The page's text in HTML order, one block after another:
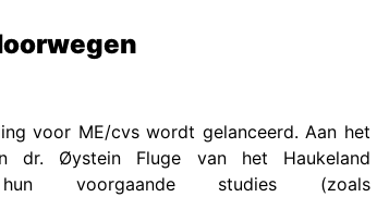
voor ME/cvs wordt gelanceerd. Aan het
Øystein Fluge van het Haukeland
voorgaande studies (zoals